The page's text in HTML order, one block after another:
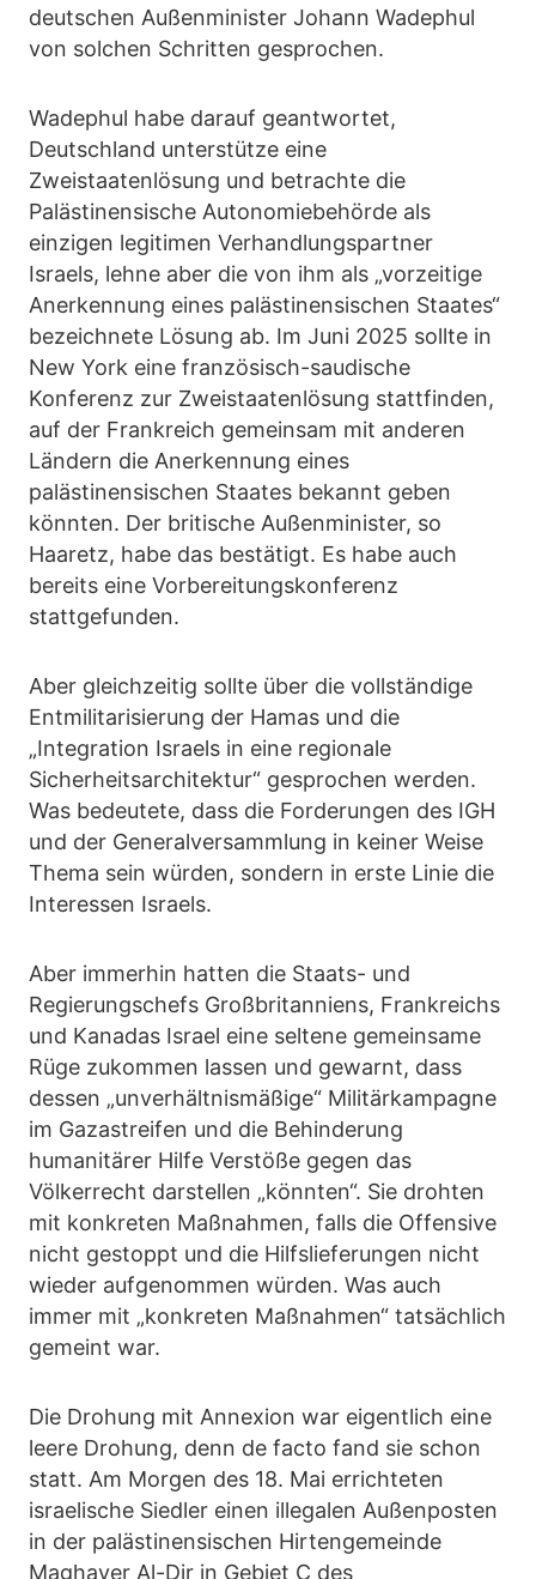
deutschen Außenminister Johann Wadephul
von solchen Schritten gesprochen.
Wadephul habe darauf geantwortet,
Deutschland unterstütze eine
Zweistaatenlösung und betrachte die
Palästinensische Autonomiebehörde als
einzigen legitimen Verhandlungspartner
Israels, lehne aber die von ihm als „vorzeitige
Anerkennung eines palästinensischen Staates“
bezeichnete Lösung ab. Im Juni 2025 sollte in
New York eine französisch-saudische
Konferenz zur Zweistaatenlösung stattfinden,
auf der Frankreich gemeinsam mit anderen
Ländern die Anerkennung eines
palästinensischen Staates bekannt geben
könnten. Der britische Außenminister, so
Haaretz, habe das bestätigt. Es habe auch
bereits eine Vorbereitungskonferenz
stattgefunden.
Aber gleichzeitig sollte über die vollständige
Entmilitarisierung der Hamas und die
„Integration Israels in eine regionale
Sicherheitsarchitektur“ gesprochen werden.
Was bedeutete, dass die Forderungen des IGH
und der Generalversammlung in keiner Weise
Thema sein würden, sondern in erste Linie die
Interessen Israels.
Aber immerhin hatten die Staats- und
Regierungschefs Großbritanniens, Frankreichs
und Kanadas Israel eine seltene gemeinsame
Rüge zukommen lassen und gewarnt, dass
dessen „unverhältnismäßige“ Militärkampagne
im Gazastreifen und die Behinderung
humanitärer Hilfe Verstöße gegen das
Völkerrecht darstellen „könnten“. Sie drohten
mit konkreten Maßnahmen, falls die Offensive
nicht gestoppt und die Hilfslieferungen nicht
wieder aufgenommen würden. Was auch
immer mit „konkreten Maßnahmen“ tatsächlich
gemeint war.
Die Drohung mit Annexion war eigentlich eine
leere Drohung, denn de facto fand sie schon
statt. Am Morgen des 18. Mai errichteten
israelische Siedler einen illegalen Außenposten
in der palästinensischen Hirtengemeinde
Maghayer Al-Dir in Gebiet C des